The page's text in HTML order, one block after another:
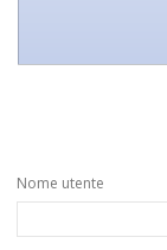
Nome utente